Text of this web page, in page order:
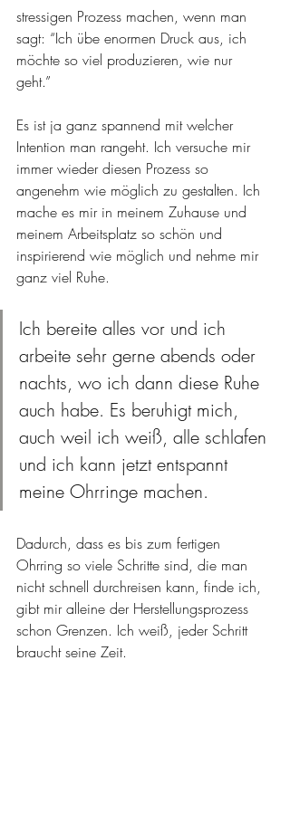
stressigen Prozess machen, wenn man
sagt: “Ich übe enormen Druck aus, ich
möchte so viel produzieren, wie nur
geht.”
Es ist ja ganz spannend mit welcher
Intention man rangeht. Ich versuche mir
immer wieder diesen Prozess so
angenehm wie möglich zu gestalten. Ich
mache es mir in meinem Zuhause und
meinem Arbeitsplatz so schön und
inspirierend wie möglich und nehme mir
ganz viel Ruhe.
Ich bereite alles vor und ich
arbeite sehr gerne abends oder
nachts, wo ich dann diese Ruhe
auch habe. Es beruhigt mich,
auch weil ich weiß, alle schlafen
und ich kann jetzt entspannt
meine Ohrringe machen.
Dadurch, dass es bis zum fertigen
Ohrring so viele Schritte sind, die man
nicht schnell durchreisen kann, finde ich,
gibt mir alleine der Herstellungsprozess
schon Grenzen. Ich weiß, jeder Schritt
braucht seine Zeit.